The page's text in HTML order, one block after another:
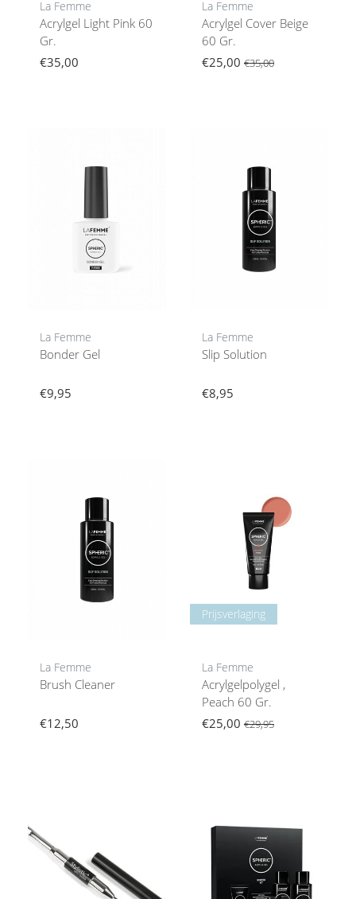
La Femme
Acrylgel Light Pink 60
Gr.
€35,00
La Femme
Acrylgel Cover Beige
60 Gr.
€25,00 €35,00
La Femme
Bonder Gel
€9,95
La Femme
Slip Solution
€8,95
La Femme
Brush Cleaner
€12,50
Prijsverlaging
La Femme
Acrylgelpolygel ,
Peach 60 Gr.
€25,00 €29,95